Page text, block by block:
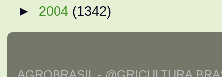
► 2004 (1342)
AGROBRASIL - @GRICULTURA